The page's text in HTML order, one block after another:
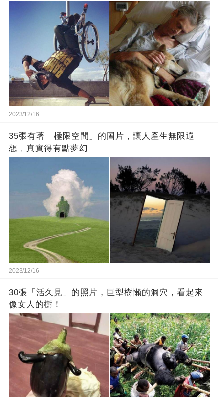
2023/12/16
35張有著「極限空間」的圖片，讓人產生無限遐
想，真實得有點夢幻
2023/12/16
30張「活久見」的照片，巨型樹懶的洞穴，看起來
像女人的樹！